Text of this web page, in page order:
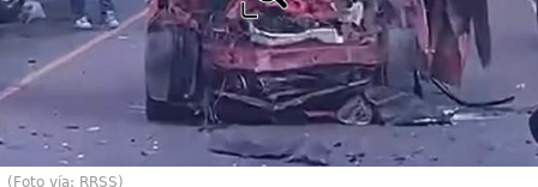
(Foto vía: RRSS)